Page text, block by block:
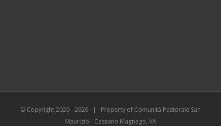
© Copyright 2020 -2026 | Property of Comunità Pastorale San
Maurizio - Cassano Magnago, VA